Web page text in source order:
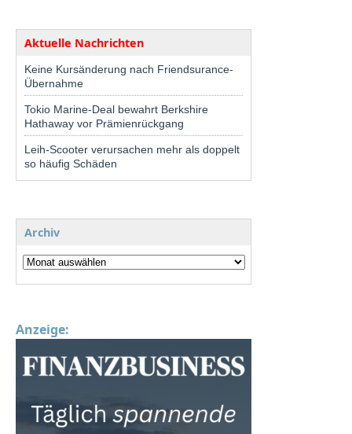
Aktuelle Nachrichten
Keine Kursänderung nach Friendsurance-
Übernahme
Tokio Marine-Deal bewahrt Berkshire
Hathaway vor Prämienrückgang
Leih-Scooter verursachen mehr als doppelt
so häufig Schäden
Archiv
Anzeige: